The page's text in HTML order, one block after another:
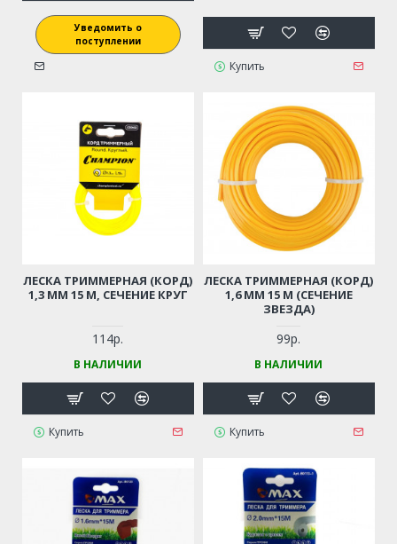
Уведомить о
поступлении
Купить
ЛЕСКА ТРИММЕРНАЯ (КОРД)
1,3 ММ 15 М, СЕЧЕНИЕ КРУГ
114р.
В НАЛИЧИИ
Купить
ЛЕСКА ТРИММЕРНАЯ (КОРД)
1,6 ММ 15 М (СЕЧЕНИЕ
ЗВЕЗДА)
99р.
В НАЛИЧИИ
Купить